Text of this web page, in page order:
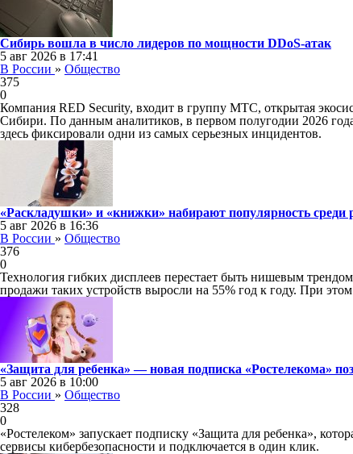
Сибирь вошла в число лидеров по мощности DDoS-атак
5 авг 2026 в 17:41
В России » Общество
375
0
Компания RED Security, входит в группу МТС, открытая
Сибири. По данным аналитиков, в первом полугодии 2026
здесь фиксировали одни из самых серьезных инцидентов.
«Раскладушки» и «книжки» набирают популярность среди
5 авг 2026 в 16:36
В России » Общество
376
0
Технология гибких дисплеев перестает быть нишевым
продажи таких устройств выросли на 55% год к году. При
«Защита для ребенка» — новая подписка «Ростелекома»
5 авг 2026 в 10:00
В России » Общество
328
0
«Ростелеком» запускает подписку «Защита для ребенка»,
сервисы кибербезопасности и подключается в один клик.